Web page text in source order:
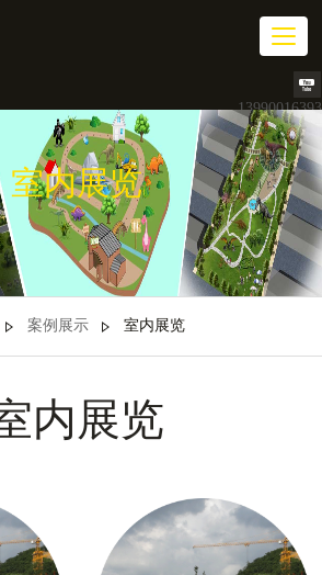
13990016393
切
换
航
室内展览
案例展示 室内展览
内展览